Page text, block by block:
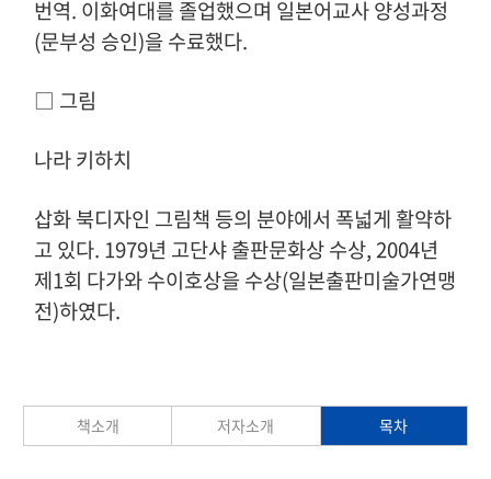
번역. 이화여대를 졸업했으며 일본어교사 양성과정
(문부성 승인)을 수료했다.
□ 그림
나라 키하치
삽화 북디자인 그림책 등의 분야에서 폭넓게 활약하
고 있다. 1979년 고단샤 출판문화상 수상, 2004년
제1회 다가와 수이호상을 수상(일본출판미술가연맹
전)하였다.
책소개 저자소개 목차